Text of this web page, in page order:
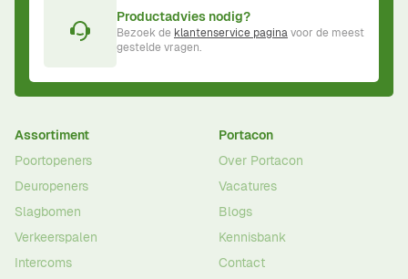
Productadvies nodig?
Bezoek de klantenservice paginavoor de meest
gestelde vragen.
Assortiment
Poortopeners
Deuropeners
Slagbomen
Verkeerspalen
Intercoms
Portacon
Over Portacon
Vacatures
Blogs
Kennisbank
Contact